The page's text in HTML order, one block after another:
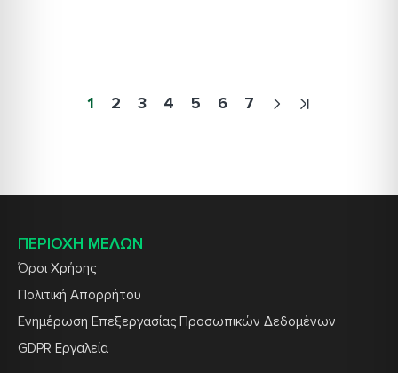
1 2 3 4 5 6 7
ΠΕΡΙΟΧΗ ΜΕΛΩΝ
Όροι Χρήσης
Πολιτική Απορρήτου
Ενημέρωση Επεξεργασίας Προσωπικών Δεδομένων
GDPR Εργαλεία